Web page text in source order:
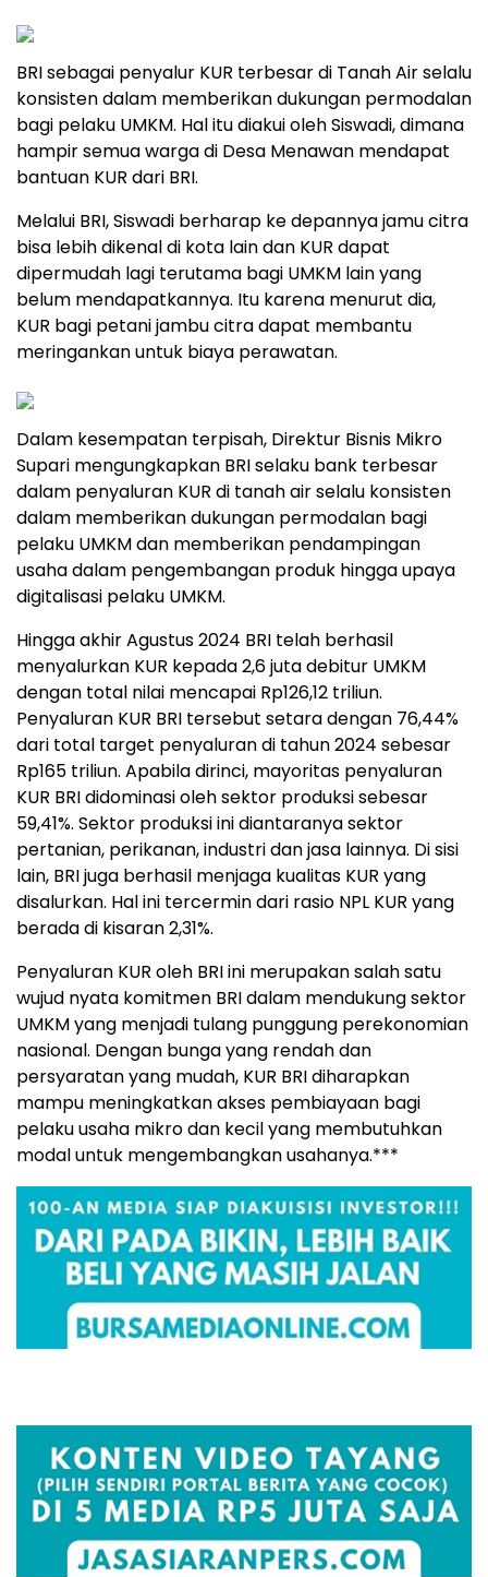
BRI sebagai penyalur KUR terbesar di Tanah Air selalu
konsisten dalam memberikan dukungan permodalan
bagi pelaku UMKM. Hal itu diakui oleh Siswadi, dimana
hampir semua warga di Desa Menawan mendapat
bantuan KUR dari BRI.
Melalui BRI, Siswadi berharap ke depannya jamu citra
bisa lebih dikenal di kota lain dan KUR dapat
dipermudah lagi terutama bagi UMKM lain yang
belum mendapatkannya. Itu karena menurut dia,
KUR bagi petani jambu citra dapat membantu
meringankan untuk biaya perawatan.
Dalam kesempatan terpisah, Direktur Bisnis Mikro
Supari mengungkapkan BRI selaku bank terbesar
dalam penyaluran KUR di tanah air selalu konsisten
dalam memberikan dukungan permodalan bagi
pelaku UMKM dan memberikan pendampingan
usaha dalam pengembangan produk hingga upaya
digitalisasi pelaku UMKM.
Hingga akhir Agustus 2024 BRI telah berhasil
menyalurkan KUR kepada 2,6 juta debitur UMKM
dengan total nilai mencapai Rp126,12 triliun.
Penyaluran KUR BRI tersebut setara dengan 76,44%
dari total target penyaluran di tahun 2024 sebesar
Rp165 triliun. Apabila dirinci, mayoritas penyaluran
KUR BRI didominasi oleh sektor produksi sebesar
59,41%. Sektor produksi ini diantaranya sektor
pertanian, perikanan, industri dan jasa lainnya. Di sisi
lain, BRI juga berhasil menjaga kualitas KUR yang
disalurkan. Hal ini tercermin dari rasio NPL KUR yang
berada di kisaran 2,31%.
Penyaluran KUR oleh BRI ini merupakan salah satu
wujud nyata komitmen BRI dalam mendukung sektor
UMKM yang menjadi tulang punggung perekonomian
nasional. Dengan bunga yang rendah dan
persyaratan yang mudah, KUR BRI diharapkan
mampu meningkatkan akses pembiayaan bagi
pelaku usaha mikro dan kecil yang membutuhkan
modal untuk mengembangkan usahanya.***